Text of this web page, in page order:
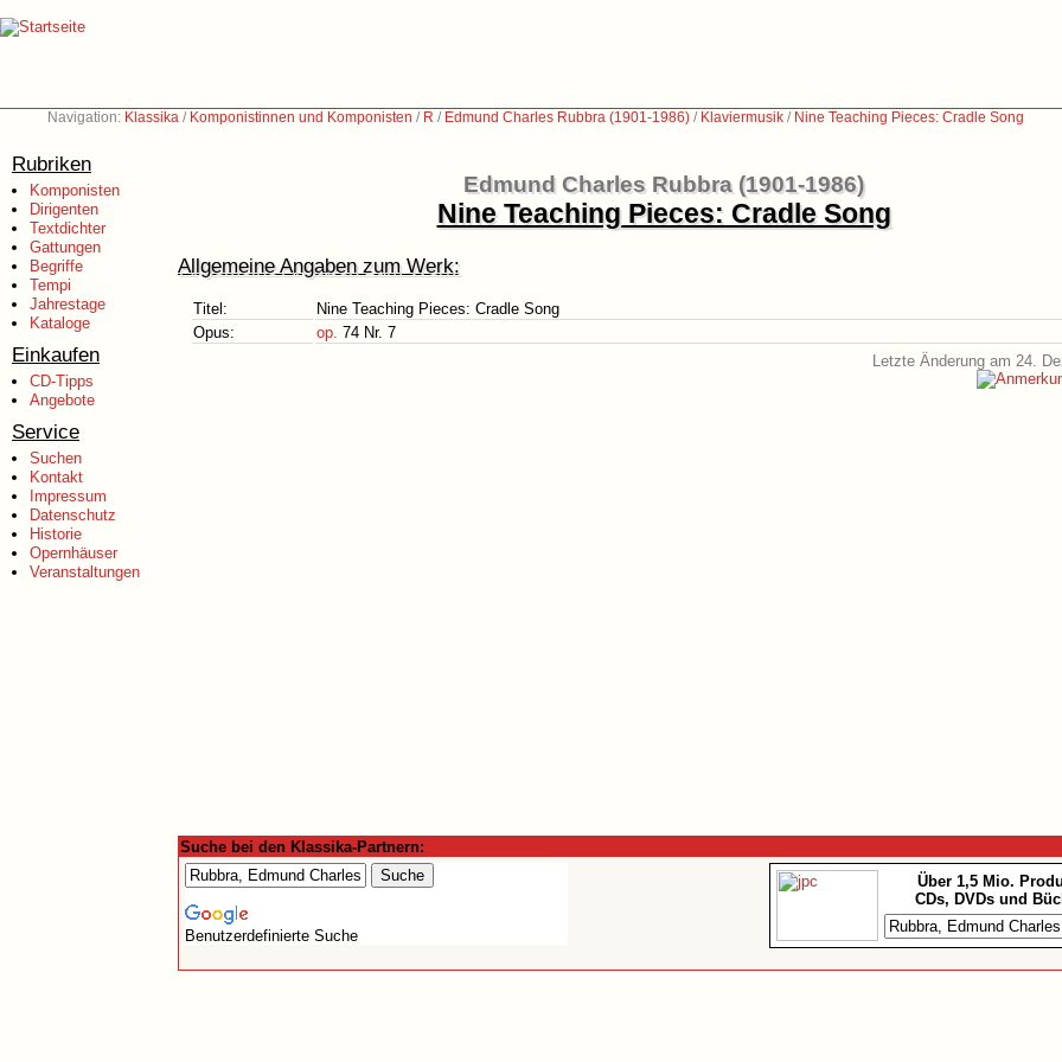
Navigation: Klassika / Komponistinnen und Komponisten / R / Edmund Charles Rubbra (1901-1986) / Klaviermusik / Nine Teaching Pieces: Cradle Song
Rubriken
Komponisten
Dirigenten
Textdichter
Gattungen
Begriffe
Tempi
Jahrestage
Kataloge
Einkaufen
CD-Tipps
Angebote
Service
Suchen
Kontakt
Impressum
Datenschutz
Historie
Opernhäuser
Veranstaltungen
Edmund Charles Rubbra (1901-1986)
Nine Teaching Pieces: Cradle Song
Allgemeine Angaben zum Werk:
Titel:
Nine Teaching Pieces: Cradle Song
Opus:
op. 74 Nr. 7
Letzte Änderung am 24.
Suche bei den Klassika-Partnern:
Benutzerdefinierte Suche
Über 1,5 Mio.
CDs, DVDs und